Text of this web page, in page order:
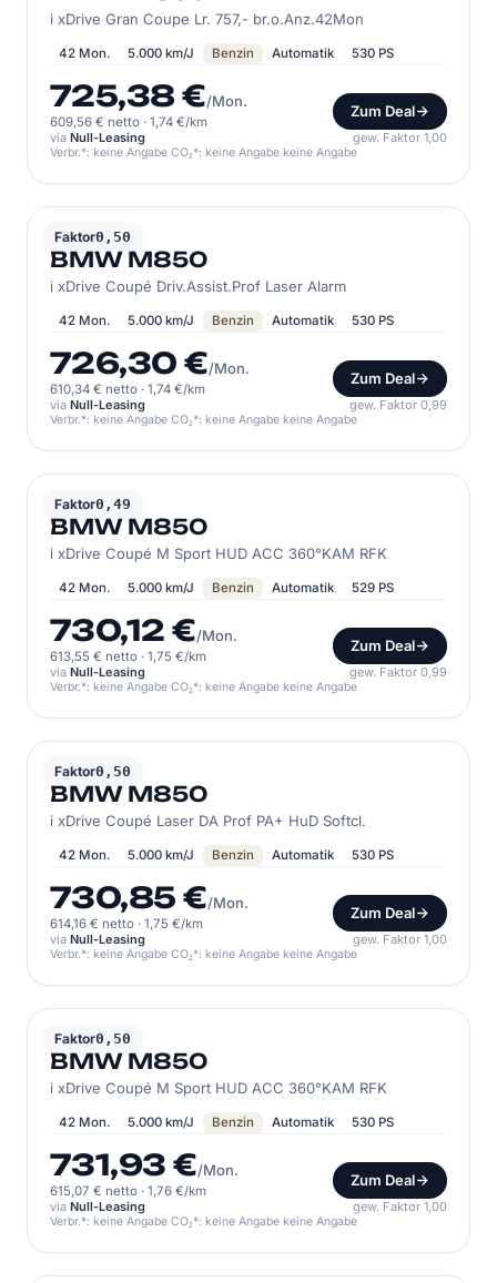
i xDrive Gran Coupe Lr. 757,- br.o.Anz.42Mon
42 Mon. 5.000 km/J Benzin Automatik 530 PS
725,38 €/Mon.
609,56 € netto · 1,74 €/km
Zum Deal
via Null-Leasing gew. Faktor 1,00
Verbr.*: keine Angabe CO₂*: keine Angabe keine Angabe
Faktor0,50
BMW
BMW M850
i xDrive Coupé Driv.Assist.Prof Laser Alarm
42 Mon. 5.000 km/J Benzin Automatik 530 PS
726,30 €/Mon.
610,34 € netto · 1,74 €/km
Zum Deal
via Null-Leasing gew. Faktor 0,99
Verbr.*: keine Angabe CO₂*: keine Angabe keine Angabe
Faktor0,49
BMW
BMW M850
i xDrive Coupé M Sport HUD ACC 360°KAM RFK
42 Mon. 5.000 km/J Benzin Automatik 529 PS
730,12 €/Mon.
613,55 € netto · 1,75 €/km
Zum Deal
via Null-Leasing gew. Faktor 0,99
Verbr.*: keine Angabe CO₂*: keine Angabe keine Angabe
Faktor0,50
BMW
BMW M850
i xDrive Coupé Laser DA Prof PA+ HuD Softcl.
42 Mon. 5.000 km/J Benzin Automatik 530 PS
730,85 €/Mon.
614,16 € netto · 1,75 €/km
Zum Deal
via Null-Leasing gew. Faktor 1,00
Verbr.*: keine Angabe CO₂*: keine Angabe keine Angabe
Faktor0,50
BMW
BMW M850
i xDrive Coupé M Sport HUD ACC 360°KAM RFK
42 Mon. 5.000 km/J Benzin Automatik 530 PS
731,93 €/Mon.
615,07 € netto · 1,76 €/km
Zum Deal
via Null-Leasing gew. Faktor 1,00
Verbr.*: keine Angabe CO₂*: keine Angabe keine Angabe